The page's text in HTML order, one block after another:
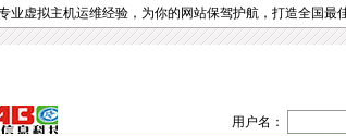
业虚拟主机运维经验，为你的网站保驾护航，打造全国最
用户名：